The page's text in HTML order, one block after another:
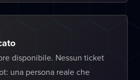
disponibile. Nessun ticket
una persona reale che